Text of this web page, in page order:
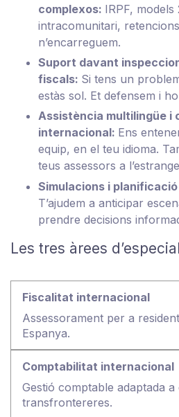
complexos: IRPF, models
intracomunitari,
n’encarreguem.
Suport davant
fiscals: Si tens un
estàs sol. Et defensem i
Assistència multilingüe i
internacional: Ens
equip, en el teu idioma.
teus assessors a
Simulacions i
T’ajudem a anticipar
prendre decisions
Les tres àrees
Assessorament per a
Espanya.
Gestió comptable adaptada
transfrontereres.